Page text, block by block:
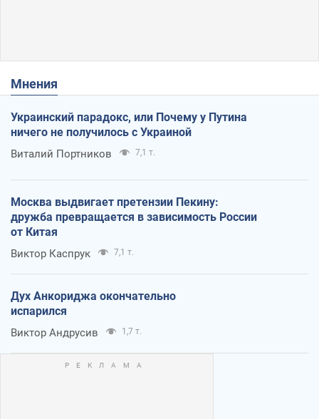
Мнения
Украинский парадокс, или Почему у Путина
ничего не получилось с Украиной
Виталий Портников 7,1 т.
Москва выдвигает претензии Пекину:
дружба превращается в зависимость России
от Китая
Виктор Каспрук 7,1 т.
Дух Анкориджа окончательно
испарился
Виктор Андрусив 1,7 т.